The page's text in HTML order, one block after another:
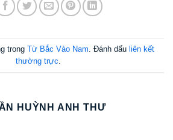
trong Từ Bắc Vào Nam . Đánh dấu liên kết
thường trực
HUỲNH ANH THƯ